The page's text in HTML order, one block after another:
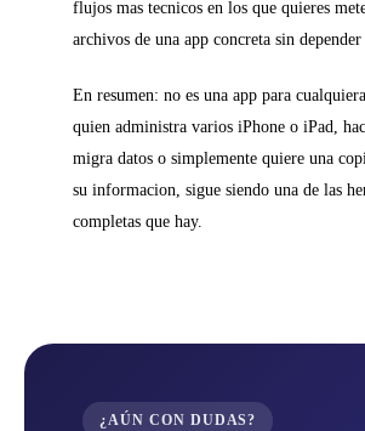
flujos mas tecnicos en los que quieres
archivos de una app concreta sin
En resumen: no es una app para
quien administra varios iPhone o iPad,
migra datos o simplemente quiere una
su informacion, sigue siendo una de las
completas que hay.
¿AÚN CON DUDAS?